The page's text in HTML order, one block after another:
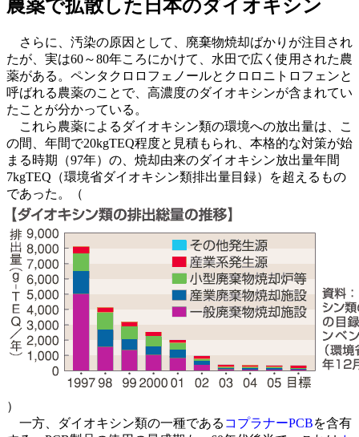
農薬で拡散した日本のダイオキシン
さらに、汚染の原因として、廃棄物焼却ばかりが注目され
たが、実は60～80年ころにかけて、水田で広く使用された農
薬がある。ペンタクロロフェノールとクロロニトロフェンと
呼ばれる農薬のことで、高濃度のダイオキシンが含まれてい
たことが分かっている。
これら農薬によるダイオキシン類の環境への放出量は、こ
の間、年間で20kgTEQ程度と見積もられ、本格的な対策が始
まる時期（97年）の、焼却由来のダイオキシン放出量年間
7kgTEQ（環境省ダイオキシン類排出量目録）を超えるもの
であった。（
）
一方、ダイオキシン類の一種である コプラナーPCBを含有